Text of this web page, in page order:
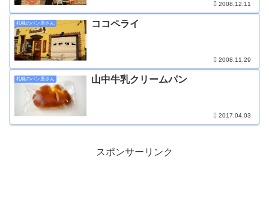
2008.12.11
札幌のパン屋さん ココペライ
2008.11.29
札幌のパン屋さん 山中牛乳クリームパン
2017.04.03
スポンサーリンク